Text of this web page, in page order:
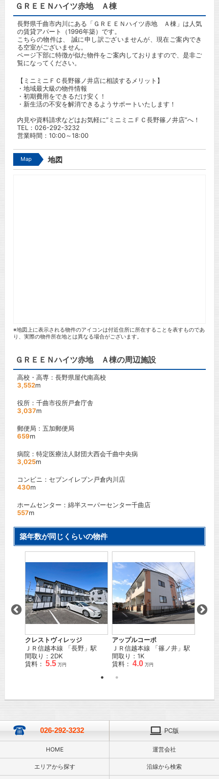
ＧＲＥＥＮハイツ赤地 Ａ棟
長野県千曲市内川にある「ＧＲＥＥＮハイツ赤地 Ａ棟」は人気
の賃貸アパート（1996年築）です。
こちらの物件は、 誠に申し訳ございませんが、現在ご案内でき
る空室がございません。
ページ下部に特徴が似た物件をご案内しておりますので、是非ご
覧になってください。
【ミニミニＦＣ長野篠ノ井店に相談するメリット】
・地域最大級の物件情報
・初期費用をできるだけ安く！
・新生活の不安を解消できるようサポートいたします！
内見や資料請求などはお気軽に”ミニミニＦＣ長野篠ノ井店”へ！
TEL： 026-292-3232
営業時間：10:00～18:00
Map 地図
※地図上に表示される物件のアイコンは付近住所に所在することを表すものであ
り、実際の物件所在地とは異なる場合がございます。
ＧＲＥＥＮハイツ赤地 Ａ棟の周辺施設
高校・高専：長野県屋代南高校
3,552m
役所：千曲市役所戸倉庁舎
3,037m
郵便局：五加郵便局
659m
病院：特定医療法人財団大西会千曲中央病
3,025m
コンビニ：セブンイレブン戸倉内川店
430m
ホームセンター：綿半スーパーセンター千曲店
557m
築年数が同じくらいの物件
クレストヴィレッジ
ＪＲ信越本線 「長野 」駅
間取り：2DK
賃料： 5.5 万円
アップルコーポ
ＪＲ信越本線 「篠ノ井 」駅
間取り：1K
賃料： 4.0 万円
026-292-3232 PC版
HOME 運営会社
エリアから探す 沿線から検索